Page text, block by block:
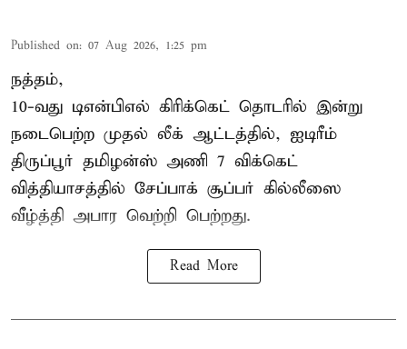
Published on: 07 Aug 2026, 1:25 pm
நத்தம்,
10-வது டிஎன்பிஎல் கிரிக்கெட் தொடரில் இன்று
நடைபெற்ற முதல் லீக் ஆட்டத்தில், ஐடிரீம்
திருப்பூர் தமிழன்ஸ் அணி 7 விக்கெட்
வித்தியாசத்தில் சேப்பாக் சூப்பர் கில்லீஸை
வீழ்த்தி அபார வெற்றி பெற்றது.
Read More